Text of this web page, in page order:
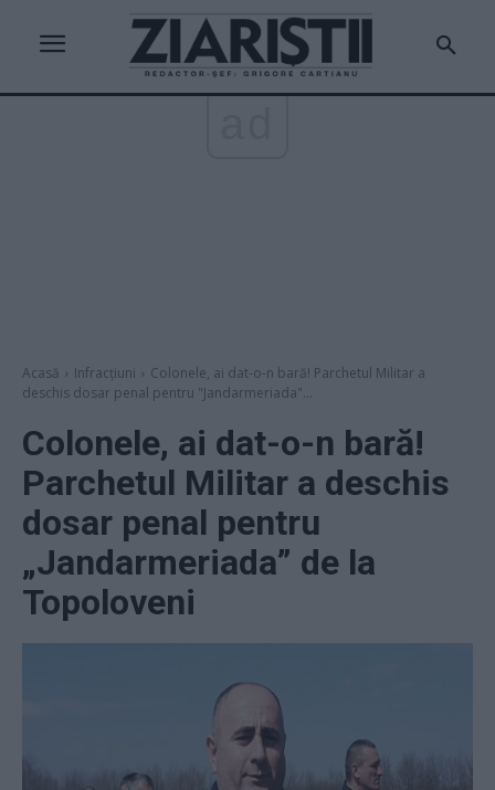
Acasă Infracțiuni
Colonele, ai dat-o-n bară! Parchetul Militar a
deschis dosar penal pentru "Jandarmeriada"...
Colonele, ai dat-o-n bară!
Parchetul Militar a deschis
dosar penal pentru
„Jandarmeriada” de la
Topoloveni